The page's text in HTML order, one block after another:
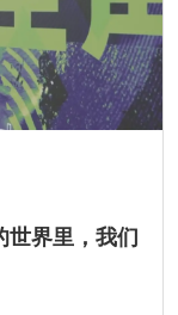
世界里，我们